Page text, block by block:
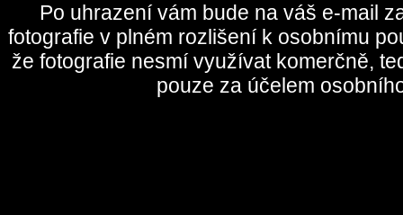
Po uhrazení vám bude na váš e-mail
fotografie v plném rozlišení k osobnímu
že fotografie nesmí využívat komerčně,
pouze za účelem